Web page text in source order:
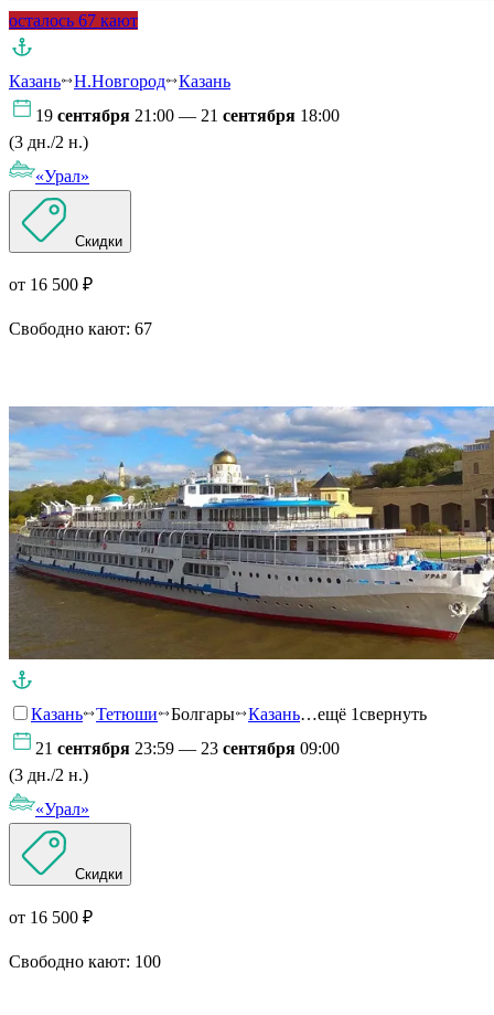
осталось 67 кают
Казань Н.Новгород
Казань
19 сентября 21:00 — 21 сентября 18:00
(3 дн./2 н.)
«Урал»
Скидки
от 16 500 ₽
Свободно кают: 67
Казань Тетюши Болгары Казань…ещё 1свернуть
21 сентября 23:59 — 23 сентября 09:00
(3 дн./2 н.)
«Урал»
Скидки
от 16 500 ₽
Свободно кают: 100